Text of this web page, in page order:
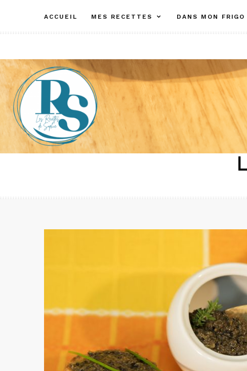
contenu
ACCUEIL MES RECETTES DANS MON FRIGO